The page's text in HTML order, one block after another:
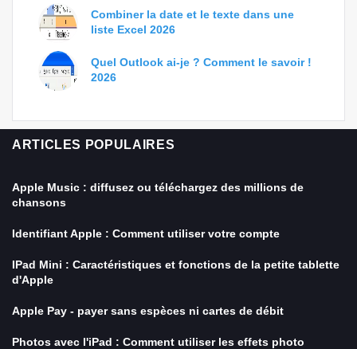
Combiner la date et le texte dans une
liste Excel 2026
Quel Outlook ai-je ? Comment le savoir !
2026
ARTICLES POPULAIRES
Apple Music : diffusez ou téléchargez des millions de
chansons
Identifiant Apple : Comment utiliser votre compte
IPad Mini : Caractéristiques et fonctions de la petite tablette
d'Apple
Apple Pay - payer sans espèces ni cartes de débit
Photos avec l'iPad : Comment utiliser les effets photo